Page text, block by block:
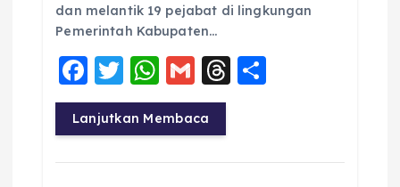
dan melantik 19 pejabat di lingkungan
Pemerintah Kabupaten…
F
a
c
e
T
w
it
te
W
h
a
ts
G
m
ai
l
T
a re
Lanjutkan Membaca